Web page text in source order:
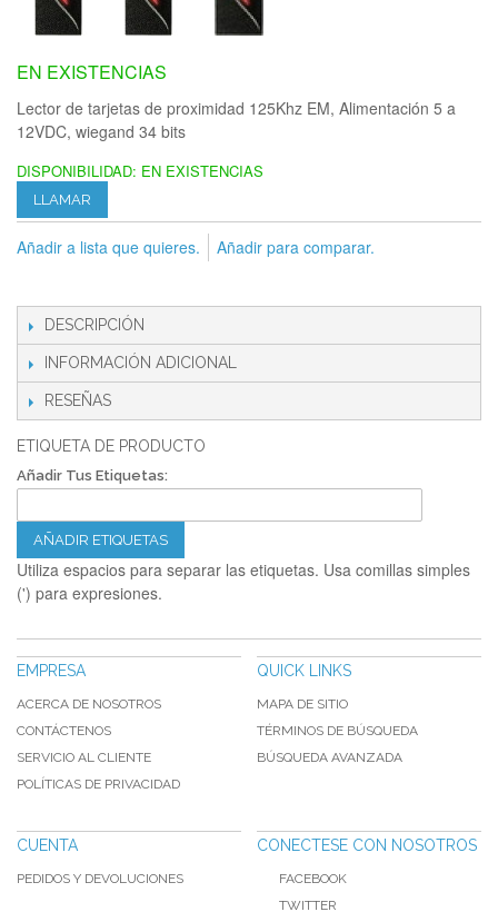
EN EXISTENCIAS
Lector de tarjetas de proximidad 125Khz EM, Alimentación 5 a
12VDC, wiegand 34 bits
DISPONIBILIDAD: EN EXISTENCIAS
LLAMAR
Añadir a lista que quieres. Añadir para comparar.
DESCRIPCIÓN
INFORMACIÓN ADICIONAL
RESEÑAS
ETIQUETA DE PRODUCTO
Añadir Tus Etiquetas:
AÑADIR ETIQUETAS
Utiliza espacios para separar las etiquetas. Usa comillas simples
(') para expresiones.
EMPRESA
ACERCA DE NOSOTROS
CONTÁCTENOS
SERVICIO AL CLIENTE
POLÍTICAS DE PRIVACIDAD
QUICK LINKS
MAPA DE SITIO
TÉRMINOS DE BÚSQUEDA
BÚSQUEDA AVANZADA
CUENTA
PEDIDOS Y DEVOLUCIONES
CONECTESE CON NOSOTROS
FACEBOOK
TWITTER